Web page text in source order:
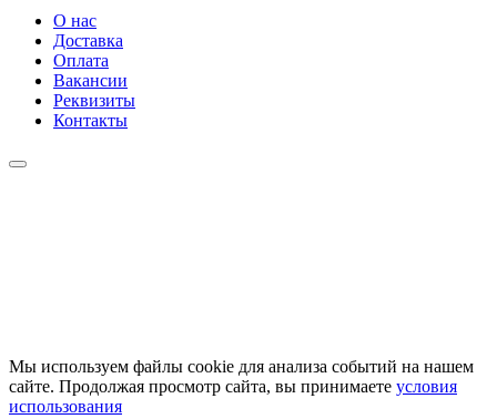
О нас
Доставка
Оплата
Вакансии
Реквизиты
Контакты
Мы используем файлы cookie для анализа событий на нашем
сайте. Продолжая просмотр сайта, вы принимаете условия
использования